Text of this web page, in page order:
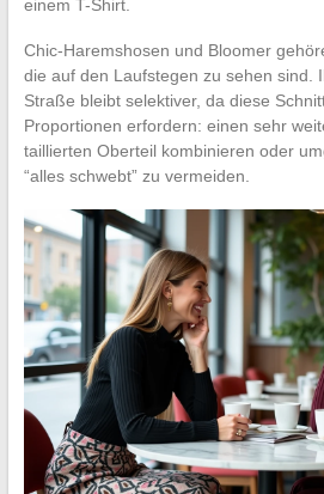
einem T-Shirt.
Chic-Haremshosen und Bloomer
die auf den Laufstegen zu sehen sind.
Straße bleibt selektiver, da diese
Proportionen erfordern: einen sehr
taillierten Oberteil kombinieren oder
“alles schwebt” zu vermeiden.